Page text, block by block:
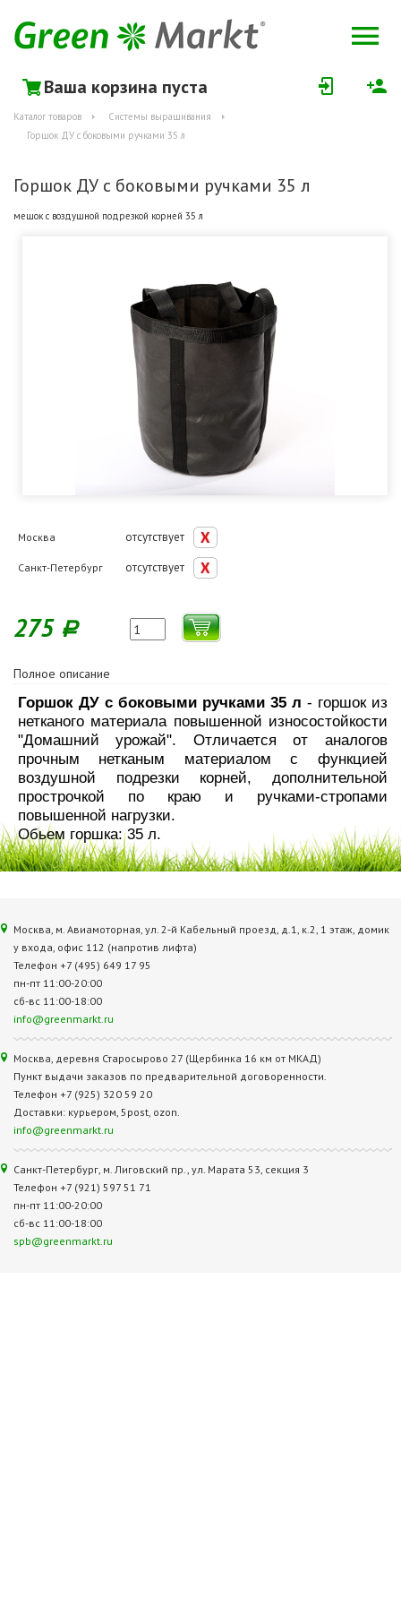
Ваша корзина пуста
Каталог товаров
Системы выращивания
Горшок ДУ с боковыми ручками 35 л
Горшок ДУ с боковыми ручками 35 л
мешок с воздушной подрезкой корней 35 л
Москва отсутствует
Санкт-Петербург отсутствует
275 Р
Полное описание
Горшок ДУ с боковыми ручками 35 л - горшок из
нетканого материала повышенной износостойкости
"Домашний урожай". Отличается от аналогов
прочным нетканым материалом с функцией
воздушной подрезки корней, дополнительной
прострочкой по краю и ручками-стропами
повышенной нагрузки.
Обьем горшка: 35 л.
Москва, м. Авиамоторная, ул. 2‑й Кабельный проезд, д.1, к.2, 1 этаж, домик
у входа, офис 112 (напротив лифта)
Телефон +7 (495) 649 17 95
пн-пт 11:00-20:00
сб-вс 11:00-18:00
info@greenmarkt.ru
Москва, деревня Старосырово 27 (Щербинка 16 км от МКАД)
Пункт выдачи заказов по предварительной договоренности.
Телефон +7 (925) 320 59 20
Доставки: курьером, 5post, ozon.
info@greenmarkt.ru
Санкт-Петербург, м. Лиговский пр., ул. Марата 53, секция 3
Телефон +7 (921) 597 51 71
пн-пт 11:00-20:00
сб-вс 11:00-18:00
spb@greenmarkt.ru